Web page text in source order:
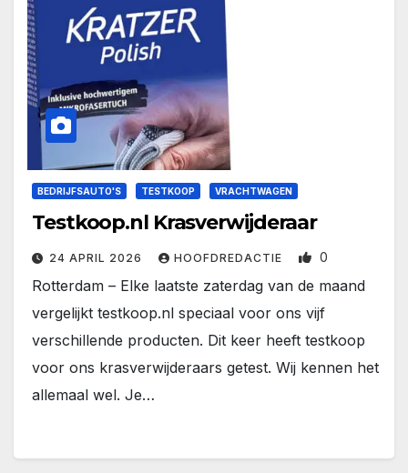
BEDRIJFSAUTO'S TESTKOOP VRACHTWAGEN
Testkoop.nl Krasverwijderaar
24 APRIL 2026 HOOFDREDACTIE 0
Rotterdam – Elke laatste zaterdag van de maand
vergelijkt testkoop.nl speciaal voor ons vijf
verschillende producten. Dit keer heeft testkoop
voor ons krasverwijderaars getest. Wij kennen het
allemaal wel. Je…